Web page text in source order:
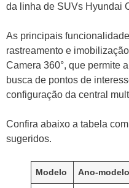
da linha de SUVs Hyundai
As principais
rastreamento e
Camera 360°, que permite
busca de pontos de
configuração da central
Confira abaixo a tabela
sugeridos.
Modelo Ano-modelo